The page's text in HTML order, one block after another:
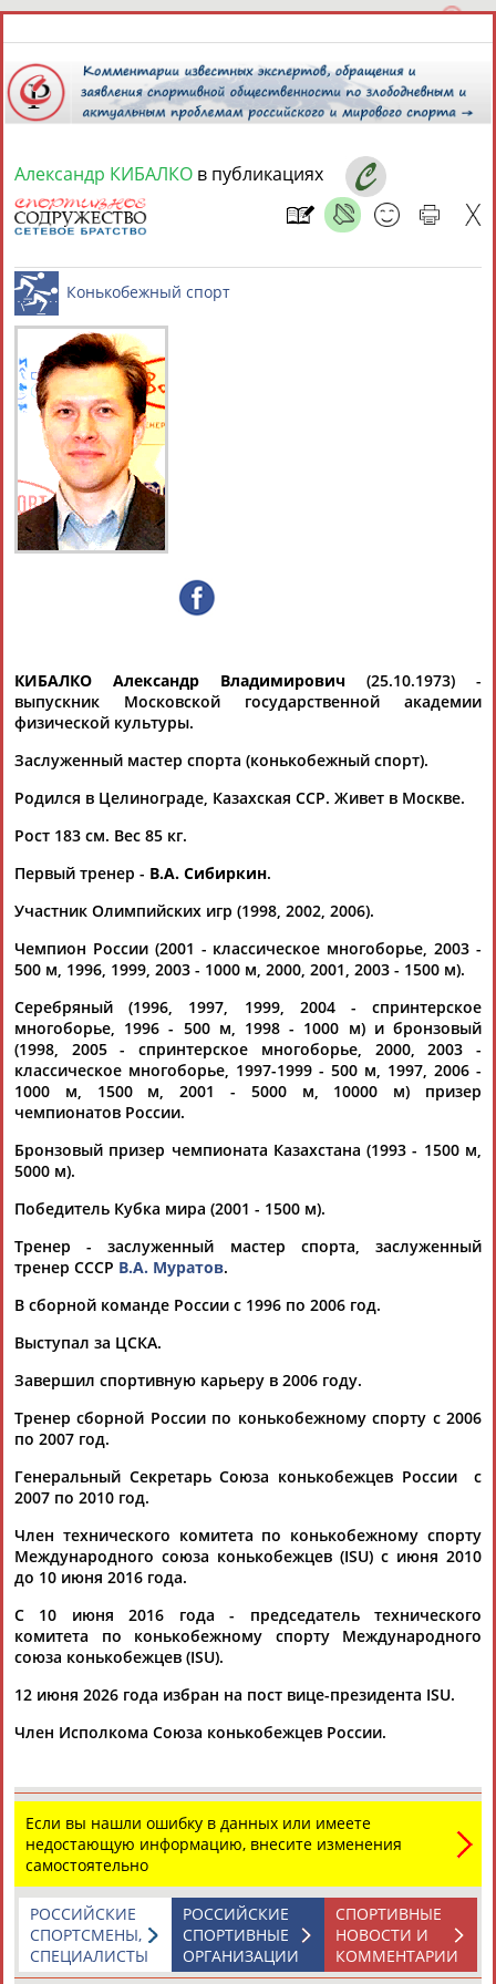
9 августа 2026 года,
СПОРТСМЕНЫ, ТРЕНЕРЫ И СПЕЦИАЛИСТЫ
Найдено: 1персона
Александр
КИБАЛКО
Ваш запрос: "Александр КИБАЛКО"
Документы 1-10 из 19 найденных уникальных документов
Александр Кибалко избран на пост вице-президента
Международного союза конькобежцев
РоссиянинАлександр Кибалкобыл избран на пост вице-
ходе конгресса орган... ...который проходит в испанском
Стойчева. Россиянин будет...
12.06.2026
В списки кандидатов в руководящие органы
россиян
...конгресса ISU, который пройдет на Тенерифе (Испания).
Александр
Кибалко
вошел в число кандидатов в вице-
президенты и...
(Проект:Информационное агентство СТАДИОН)
11.05.2026
Александр Любимов: Муратов, Валера, даже и не знал
насколько ты Крут!
ХотяАлександрЛюбимов знаком с Валерой не то 56, не то
57, не то... ...Союза Конькобежцев, обладатель Кубка мира
Вспоминаю случай. ...
Информационное агентство СТАДИОН
01.05.2026
организации
Александр Кибалко
во...
(Проект: Информационное агентство СТАДИОН
20.09.2022
Российских делегатов допустили до участия в конгрессе ISU
и выборах организации
... На пост вице-президента ISU планирует переизбираться
Александр Лакерник, он был избран на эту должность в
2016 году... ...по конькобежному спорту намерен
переизбиратьсяАлександр Кибалко, в техком по шорт-
треку - Андрей Нефедов. 5 июня...
(Проект: Информационное агентство СТАДИОН
06.06.2022
В Пекине состоялись тестовые соревнования конькобежцев
...комитета Международного союза конькобежцев (ISU)
Александр Кибалко
. В Пекине состоялись соревнования...
...иалисты работают над качеством льда. Все прошло в
плановом режиме, подготовка к Играм продолжается", -
13.10.2021
Командный спринт не вошел в программу конькобежного
ЧМ-2021 в Пекине
...комитета Международного союза конькобежцев (ISU)
Александр Кибалко. Соревнования в 2021 году пройдут 25-
28... ...будут тестовыми для Игр-2022", - сообщил РИА
НовостиКибалко . Также утверждено, что в олимпийском
сезоне-2021/22...
(Проект:Информационное агентство СТАДИОН
Александр КИБАЛКО в публикациях
Конькобежный спорт
КИБАЛКО Александр Владимирович (25.10.1973) -
выпускник Московской государственной академии
физической культуры.
Заслуженный мастер спорта (конькобежный спорт).
Родился в Целинограде, Казахская ССР. Живет в Москве.
Рост 183 см. Вес 85 кг.
Первый тренер - В.А. Сибиркин.
Участник Олимпийских игр (1998, 2002, 2006).
Чемпион России (2001 - классическое многоборье, 2003 -
500 м, 1996, 1999, 2003 - 1000 м, 2000, 2001, 2003 - 1500 м).
Серебряный (1996, 1997, 1999, 2004 - спринтерское
многоборье, 1996 - 500 м, 1998 - 1000 м) и бронзовый
(1998, 2005 - спринтерское многоборье, 2000, 2003 -
классическое многоборье, 1997-1999 - 500 м, 1997, 2006 -
1000 м, 1500 м, 2001 - 5000 м, 10000 м) призер
чемпионатов России.
Бронзовый призер чемпионата Казахстана (1993 - 1500 м,
5000 м).
Победитель Кубка мира (2001 - 1500 м).
Тренер - заслуженный мастер спорта, заслуженный
тренер СССР В.А. Муратов.
В сборной команде России с 1996 по 2006 год.
Выступал за ЦСКА.
Завершил спортивную карьеру в 2006 году.
Тренер сборной России по конькобежному спорту с 2006
по 2007 год.
Генеральный Секретарь Союза конькобежцев России с
2007 по 2010 год.
Член технического комитета по конькобежному спорту
Международного союза конькобежцев (ISU) с июня 2010
до 10 июня 2016 года.
С 10 июня 2016 года - председатель технического
комитета по конькобежному спорту Международного
союза конькобежцев (ISU).
12 июня 2026 года избран на пост вице-президента ISU.
Член Исполкома Союза конькобежцев России.
Если вы нашли ошибку в данных или имеете
недостающую информацию, внесите изменения
самостоятельно
СПОРТИВНЫЕ
НОВОСТИ И
КОММЕНТАРИИ
РОССИЙСКИЕ
СПОРТИВНЫЕ
ОРГАНИЗАЦИИ
РОССИЙСКИЕ
СПОРТСМЕНЫ,
СПЕЦИАЛИСТЫ